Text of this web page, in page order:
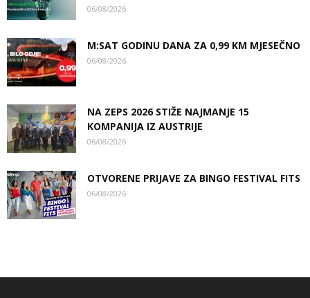
06/08/2026
M:SAT GODINU DANA ZA 0,99 KM MJESEČNO
06/08/2026
NA ZEPS 2026 STIŽE NAJMANJE 15
KOMPANIJA IZ AUSTRIJE
06/08/2026
OTVORENE PRIJAVE ZA BINGO FESTIVAL FITS
06/08/2026